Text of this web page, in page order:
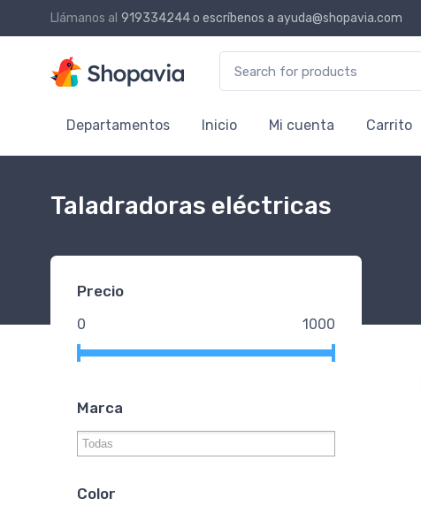
Llámanos al 919334244o escríbenos a ayuda@shopavia.com
Departamentos Inicio Mi cuenta Carrito
Taladradoras eléctricas
Precio
0 1000
Marca
Color